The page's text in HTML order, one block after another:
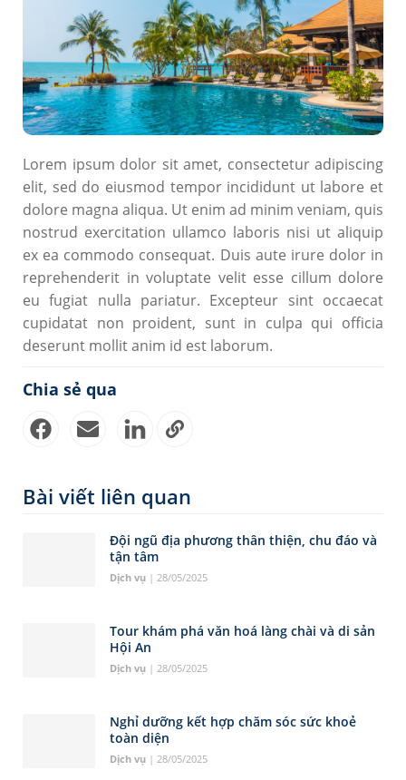
Lorem ipsum dolor sit amet, consectetur adipiscing
elit, sed do eiusmod tempor incididunt ut labore et
dolore magna aliqua. Ut enim ad minim veniam, quis
nostrud exercitation ullamco laboris nisi ut aliquip
ex ea commodo consequat. Duis aute irure dolor in
reprehenderit in voluptate velit esse cillum dolore
eu fugiat nulla pariatur. Excepteur sint occaecat
cupidatat non proident, sunt in culpa qui officia
deserunt mollit anim id est laborum.
Chia sẻ qua
Bài viết liên quan
Đội ngũ địa phương thân thiện, chu đáo và
tận tâm
Dịch vụ | 28/05/2025
Tour khám phá văn hoá làng chài và di sản
Hội An
Dịch vụ | 28/05/2025
Nghỉ dưỡng kết hợp chăm sóc sức khoẻ
toàn diện
Dịch vụ | 28/05/2025